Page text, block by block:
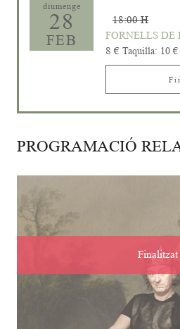
diumenge
28
FEB
18:00 H
FORNELLS DE
8 € Taquilla: 10 €
PROGRAMACIÓ
Finalitzat